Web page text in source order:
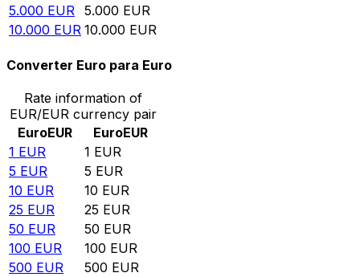
5.000 EUR 5.000 EUR
10.000 EUR 10.000 EUR
Converter Euro para Euro
Rate information of
EUR/EUR currency pair
EuroEUR EuroEUR
1 EUR 1 EUR
5 EUR 5 EUR
10 EUR 10 EUR
25 EUR 25 EUR
50 EUR 50 EUR
100 EUR 100 EUR
500 EUR 500 EUR